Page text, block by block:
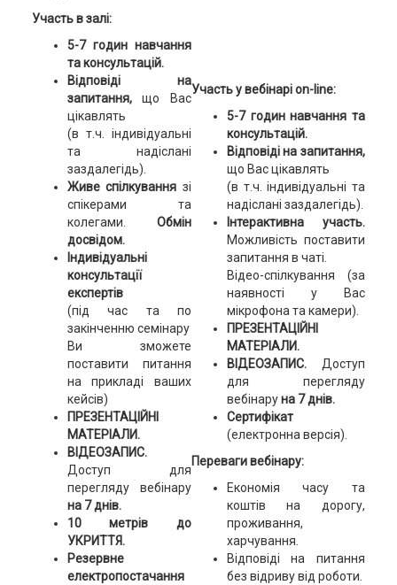
Участь в залі:
5-7 годин навчання
та консультацій.
Відповіді на
запитання,що Вас
цікавлять
(в т.ч. індивідуальні
та надіслані
заздалегідь).
Живе спілкування зі
спікерами та
колегами. Обмін
досвідом.
Індивідуальні
консультації
експертів
(під час та по
закінченню семінару
Ви зможете
поставити питання
на прикладі ваших
кейсів)
ПРЕЗЕНТАЦІЙНІ
МАТЕРІАЛИ.
ВІДЕОЗАПИС.
Доступ для
перегляду вебінару
на 7 днів.
10 метрів до
УКРИТТЯ.
Резервне
електропостачання
Участь у вебінарі on-line:
5-7 годин навчання та
консультацій.
Відповіді на запитання,
що Вас цікавлять
(в т.ч. індивідуальні та
надіслані заздалегідь).
Інтерактивна участь.
Можливість поставити
запитання в чаті.
Відео-спілкування (за
наявності у Вас
мікрофона та камери).
ПРЕЗЕНТАЦІЙНІ
МАТЕРІАЛИ.
ВІДЕОЗАПИС. Доступ
для перегляду
вебінаруна 7 днів.
Сертифікат
(електронна версія).
Переваги вебінару:
Економія часу та
коштів на дорогу,
проживання,
харчування.
Відповіді на питання
без відриву від роботи.